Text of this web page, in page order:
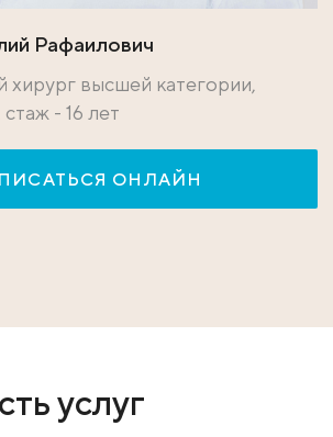
Рафаилович
хирург высшей категории,
- 16 лет
ОНЛАЙН
услуг